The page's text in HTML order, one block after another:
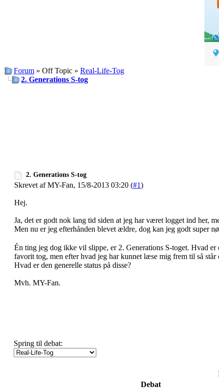
Forum » Off Topic » Real-Life-Tog
2. Generations S-tog
2. Generations S-tog
Skrevet af MY-Fan, 15/8-2013 03:20 (#1)
Hej.
Ja, det er godt nok lang tid siden at jeg har været logget ind her,
Men nu er jeg efterhånden blevet ældre, dog kan jeg godt super
Én ting jeg dog ikke vil slippe, er 2. Generations S-toget. Hvad
favorit tog, men efter hvad jeg har kunnet læse mig frem til så
Hvad er den generelle status på disse?
Mvh. MY-Fan.
Spring til debat:
Debat